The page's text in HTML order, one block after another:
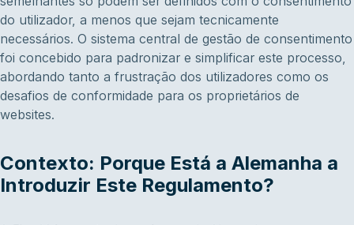
do utilizador, a menos que sejam tecnicamente
necessários. O sistema central de gestão de consentimento
foi concebido para padronizar e simplificar este processo,
abordando tanto a frustração dos utilizadores como os
desafios de conformidade para os proprietários de
websites.
Contexto: Porque Está a Alemanha a
Introduzir Este Regulamento?